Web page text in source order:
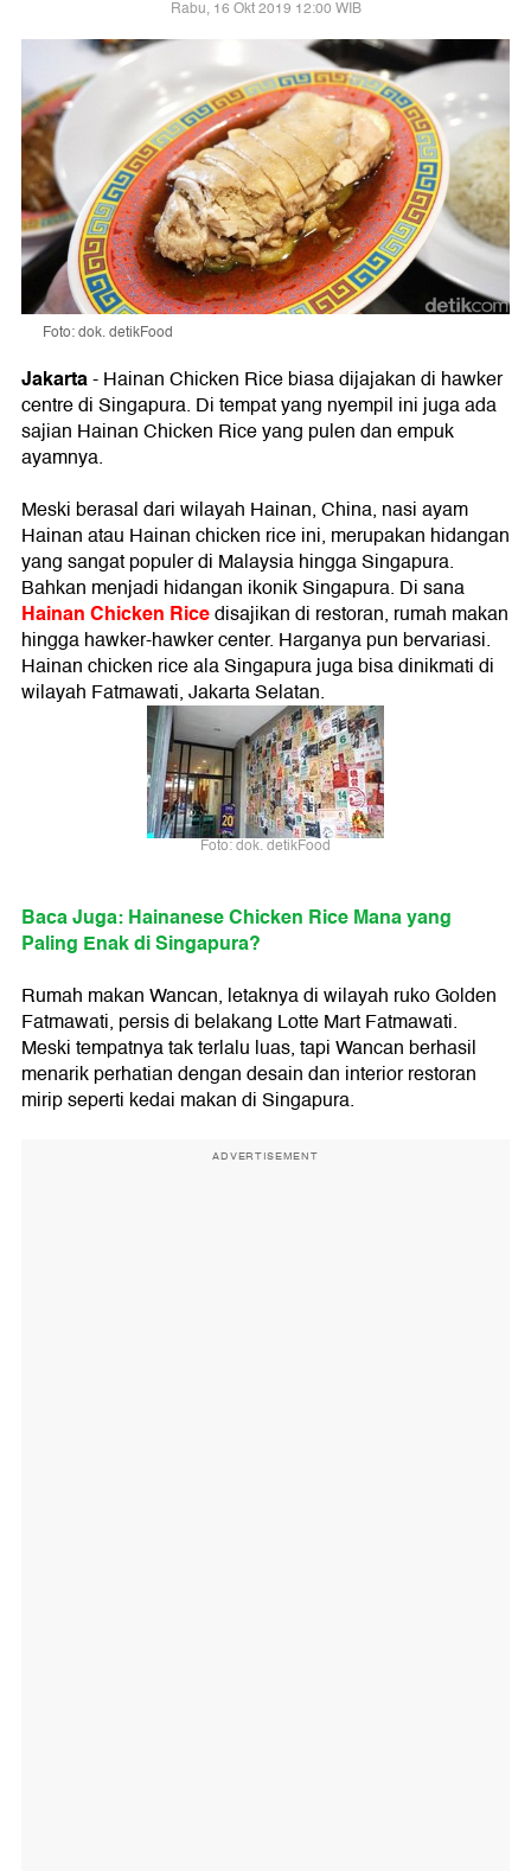
Rabu, 16 Okt 2019 12:00 WIB
Foto: dok. detikFood
Jakarta- Hainan Chicken Rice biasa dijajakan di hawker
centre di Singapura. Di tempat yang nyempil ini juga ada
sajian Hainan Chicken Rice yang pulen dan empuk
ayamnya.
Meski berasal dari wilayah Hainan, China, nasi ayam
Hainan atau Hainan chicken rice ini, merupakan hidangan
yang sangat populer di Malaysia hingga Singapura.
Bahkan menjadi hidangan ikonik Singapura. Di sana
Hainan Chicken Ricedisajikan di restoran, rumah makan
hingga hawker-hawker center. Harganya pun bervariasi.
Hainan chicken rice ala Singapura juga bisa dinikmati di
wilayah Fatmawati, Jakarta Selatan.
Foto: dok. detikFood
Baca Juga: Hainanese Chicken Rice Mana yang
Paling Enak di Singapura?
Rumah makan Wancan, letaknya di wilayah ruko Golden
Fatmawati, persis di belakang Lotte Mart Fatmawati.
Meski tempatnya tak terlalu luas, tapi Wancan berhasil
menarik perhatian dengan desain dan interior restoran
mirip seperti kedai makan di Singapura.
ADVERTISEMENT